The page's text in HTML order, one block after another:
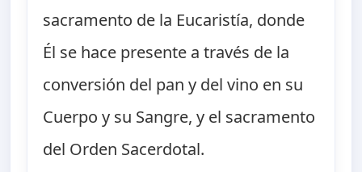
sacramento de la Eucaristía, donde
Él se hace presente a través de la
conversión del pan y del vino en su
Cuerpo y su Sangre, y el sacramento
del Orden Sacerdotal.